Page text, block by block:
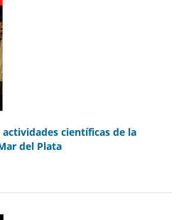
científicas de la
del Plata